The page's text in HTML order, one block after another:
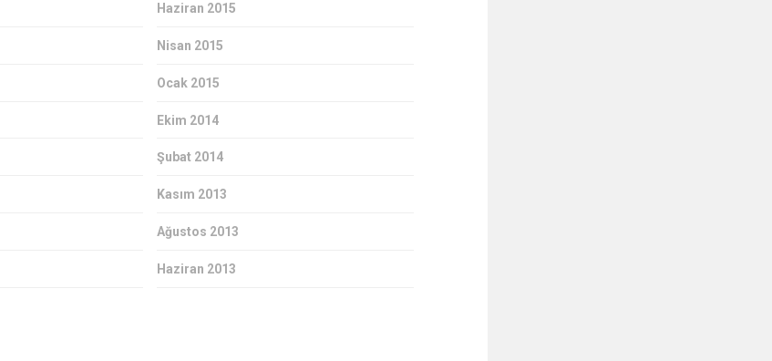
Haziran 2015
Nisan 2015
Ocak 2015
Ekim 2014
Şubat 2014
Kasım 2013
Ağustos 2013
Haziran 2013